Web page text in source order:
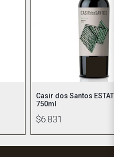
Casir dos Santos
750ml
$6.831